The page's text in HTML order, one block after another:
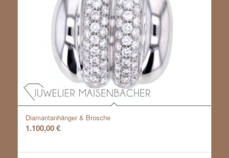
Diamantanhänger & Brosche
1.100,00€